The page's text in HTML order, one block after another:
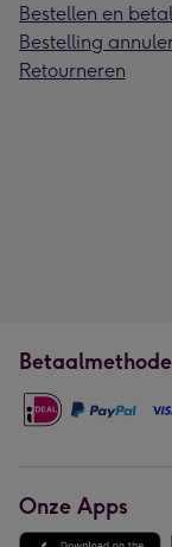
Bestellen en
Bestelling
Retourneren
Onze Apps